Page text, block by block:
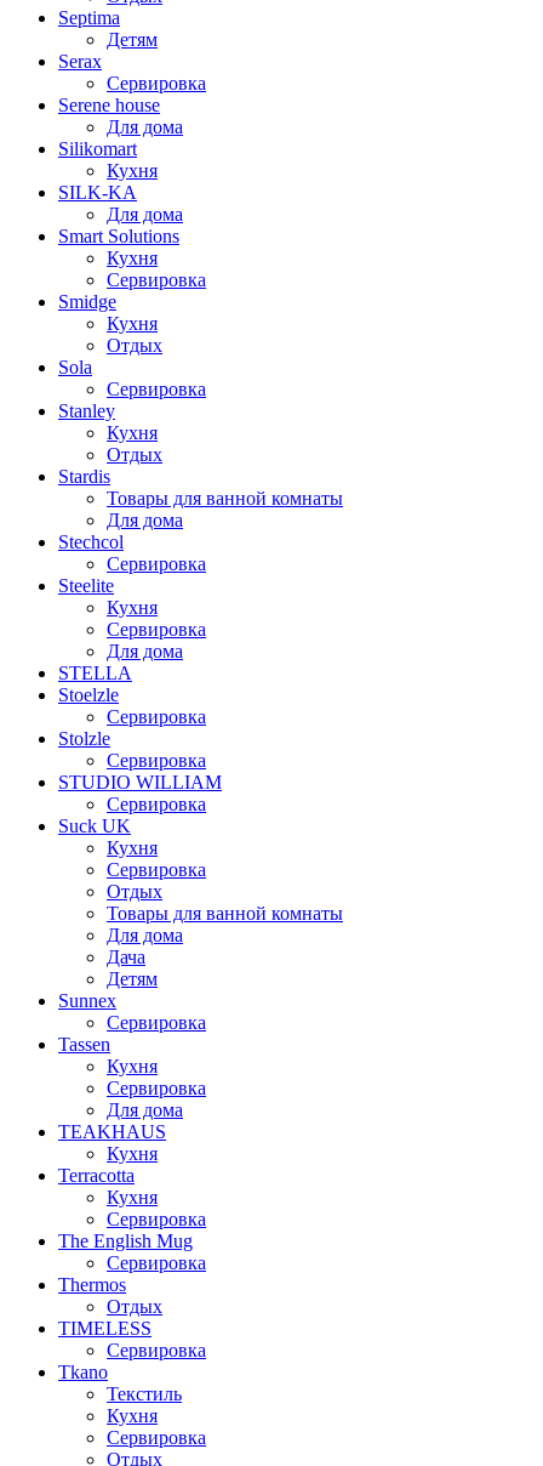
Septima
Детям
Serax
Сервировка
Serene house
Для дома
Silikomart
Кухня
SILK-KA
Для дома
Smart Solutions
Кухня
Сервировка
Smidge
Кухня
Отдых
Sola
Сервировка
Stanley
Кухня
Отдых
Stardis
Товары для ванной комнаты
Для дома
Stechcol
Сервировка
Steelite
Кухня
Сервировка
Для дома
STELLA
Stoelzle
Сервировка
Stolzle
Сервировка
STUDIO WILLIAM
Сервировка
Suck UK
Кухня
Сервировка
Отдых
Товары для ванной комнаты
Для дома
Дача
Детям
Sunnex
Сервировка
Tassen
Кухня
Сервировка
Для дома
TEAKHAUS
Кухня
Terracotta
Кухня
Сервировка
The English Mug
Сервировка
Thermos
Отдых
TIMELESS
Сервировка
Tkano
Текстиль
Кухня
Сервировка
Отдых